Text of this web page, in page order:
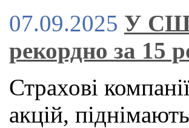
07.09.2025 У
рекордно за 15
Страхові
акцій,